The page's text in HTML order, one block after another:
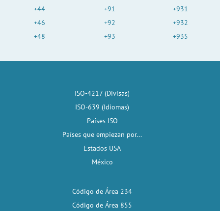
+44
+46
+48
+91
+92
+93
+931
+932
+935
ISO-4217 (Divisas)
ISO-639 (Idiomas)
Países ISO
Países que empiezan por...
Estados USA
México
Código de Área 234
Código de Área 855